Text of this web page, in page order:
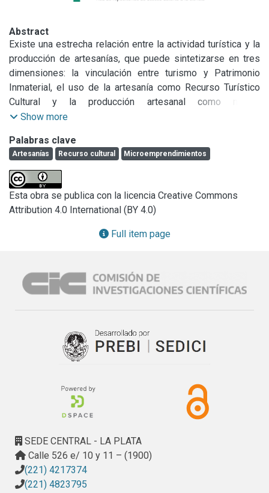
Abstract
Existe una estrecha relación entre la actividad turística y la
producción de artesanías, que puede sintetizarse en tres
dimensiones: la vinculación entre turismo y Patrimonio
Inmaterial, el uso de la artesanía como Recurso Turístico
Cultural y la producción artesanal como micro-
emprendimiento turístico. Las Ferias de Artesanos
turísticos que además de cumplir potencialmente con una
función identitaria, constituyen una modalidad asociativa
que integra microemprendimientos productivos y por lo
tanto, opción de trabajo digno para los artesanos. Sin
embargo, según estudios anteriores, este potencial no
siempre es aprovechado por la escasa diferenciación de
los productos y la inestabilidad que caracteriza la actividad.
por finalidad generar una propuesta de desarrollo turístico
para la localidad de Santa Clara del Mar, a partir de un
articulación con actividades de extensión a través de la
realización de talleres de concientización y capacitación
con los actores locales.
como objetivos específicos: a) analizar el potencial de las
Ferias de Artesanos de Santa Clara del Mar para la oferta
turístico - recreativa local; b) determinar la tipología de
describir los productos que se comercializan y la difusión
de los mismos; y c) analizar los emprendimientos, sus
características económicas y las necesidades de los
Show more
Palabras clave
Artesanías Recurso cultural Microemprendimientos
Esta obra se publica con la licencia Creative Commons
Attribution 4.0 International (BY 4.0)
Full item page
SEDE CENTRAL - LA PLATA
Calle 526 e/ 10 y 11 – (1900)
(221) 4217374
(221) 4823795